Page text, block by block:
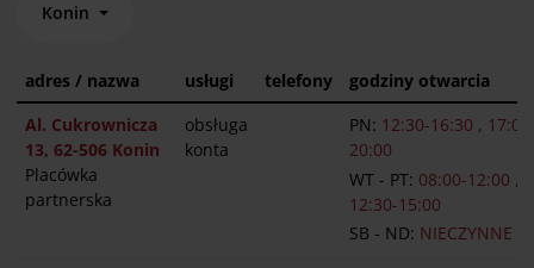
Konin
adres / nazwa usługi telefony
godziny otwarcia
Al. Cukrownicza
13, 62-506 Konin
Placówka
partnerska
obsługa
konta
PN: 12:30-16:30 ,
20:00
WT - PT: 08:00-12:00 ,
12:30-15:00
SB - ND: NIECZYNNE